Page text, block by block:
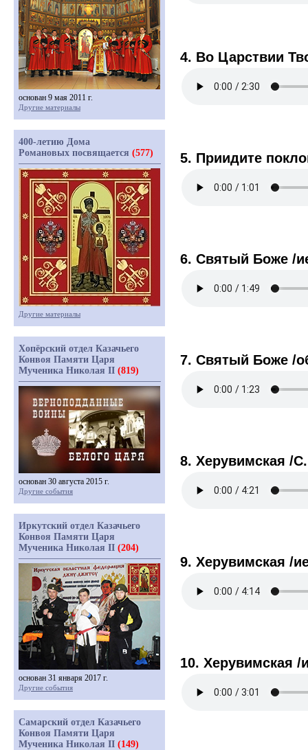
4. Во Царствии
5. Приидите
6. Святый Боже /
7. Святый Боже /
8. Херувимская /
9. Херувимская /
10. Херувимская
основан 9 мая 2011 г.
Другие материалы
400-летию Дома
Романовых посвящается (577)
Другие материалы
Хопёрский отдел Казачьего
Конвоя Памяти Царя
Мученика Николая II (819)
основан 30 августа 2015 г.
Другие события
Иркутский отдел Казачьего
Конвоя Памяти Царя
Мученика Николая II (204)
основан 31 января 2017 г.
Другие события
Самарский отдел Казачьего
Конвоя Памяти Царя
Мученика Николая II (149)